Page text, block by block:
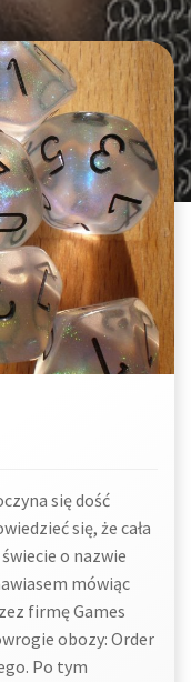
się dość
się, że cała
o nazwie
mówiąc
firmę Games
obozy: Order
Po tym